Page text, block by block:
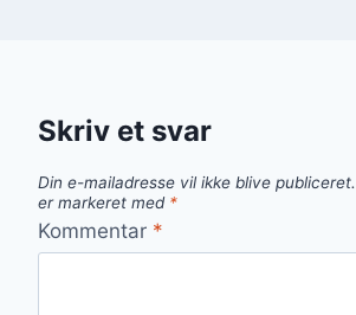
Skriv et svar
Din e-mailadresse vil ikke blive publiceret.
er markeret med *
Kommentar *